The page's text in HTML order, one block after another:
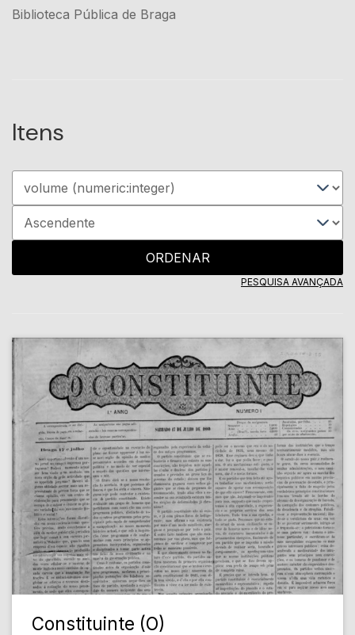
Biblioteca Pública de Braga
Itens
ORDENAR
PESQUISA AVANÇADA
Constituinte (O)